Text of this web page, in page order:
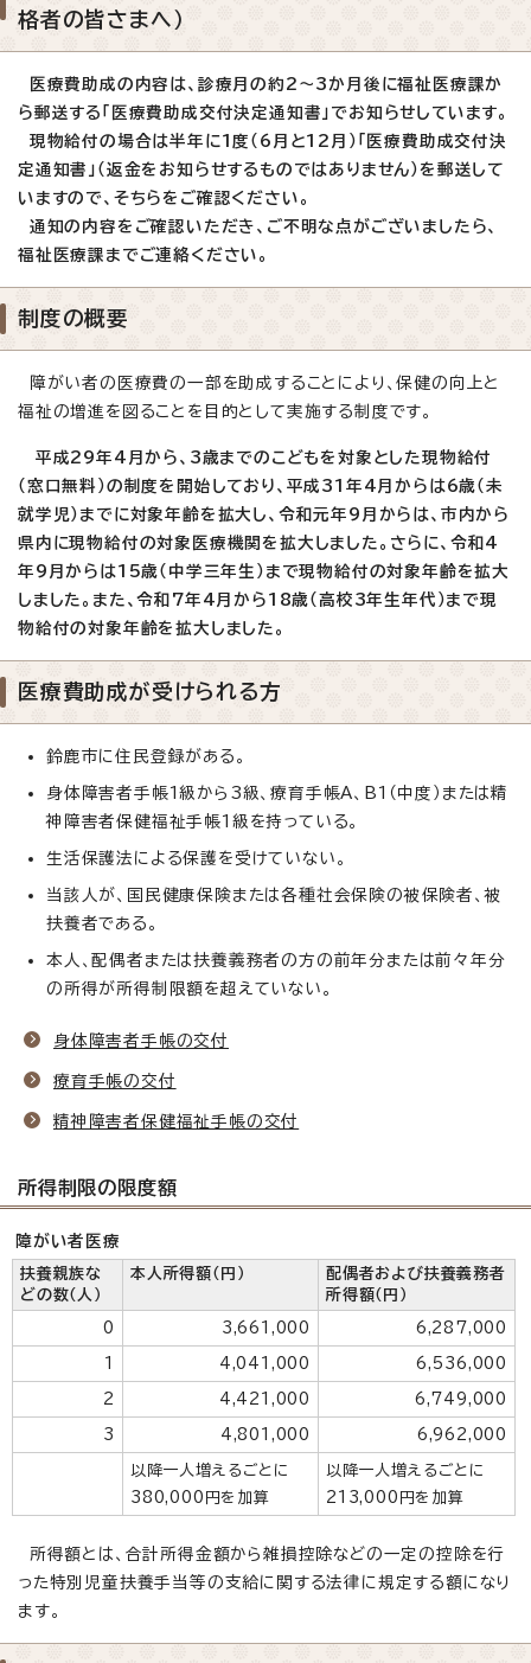
格者の皆さまへ）
医療費助成の内容は、診療月の約2～3か月後に福祉医療課か
ら郵送する「医療費助成交付決定通知書」でお知らせしています。
現物給付の場合は半年に1度（6月と12月）「医療費助成交付決
定通知書」（返金をお知らせするものではありません）を郵送して
いますので、そちらをご確認ください。
通知の内容をご確認いただき、ご不明な点がございましたら、
福祉医療課までご連絡ください。
制度の概要
障がい者の医療費の一部を助成することにより、保健の向上と
福祉の増進を図ることを目的として実施する制度です。
平成29年4月から、3歳までのこどもを対象とした現物給付
（窓口無料）の制度を開始しており、平成31年4月からは6歳（未
就学児）までに対象年齢を拡大し、令和元年9月からは、市内から
県内に現物給付の対象医療機関を拡大しました。さらに、令和4
年9月からは15歳（中学三年生）まで現物給付の対象年齢を拡大
しました。また、令和7年4月から18歳（高校3年生年代）まで現
物給付の対象年齢を拡大しました。
医療費助成が受けられる方
鈴鹿市に住民登録がある。
身体障害者手帳1級から3級、療育手帳A、B1（中度）または精
神障害者保健福祉手帳1級を持っている。
生活保護法による保護を受けていない。
当該人が、国民健康保険または各種社会保険の被保険者、被
扶養者である。
本人、配偶者または扶養義務者の方の前年分または前々年分
の所得が所得制限額を超えていない。
身体障害者手帳の交付
療育手帳の交付
精神障害者保健福祉手帳の交付
所得制限の限度額
障がい者医療
扶養親族な
どの数（人）
本人所得額（円）
配偶者および扶養義務者
所得額（円）
0 3,661,000 6,287,000
1 4,041,000 6,536,000
2 4,421,000 6,749,000
3 4,801,000 6,962,000
以降一人増えるごとに
380,000円を加算
以降一人増えるごとに
213,000円を加算
所得額とは、合計所得金額から雑損控除などの一定の控除を行
った特別児童扶養手当等の支給に関する法律に規定する額になり
ます。